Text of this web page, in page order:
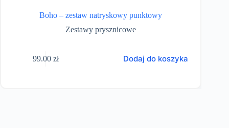
Boho – zestaw natryskowy punktowy
Zestawy prysznicowe
99.00zł Dodaj do koszyka